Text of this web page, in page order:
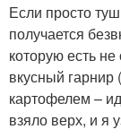
Если просто
получается
которую есть
вкусный
картофелем –
взяло верх, и я